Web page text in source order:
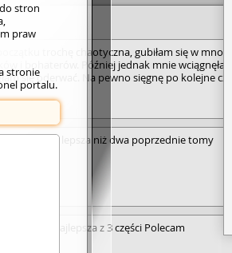
początku trochę chaotyczna, gubiłam się w
i bohaterów. Później jednak mnie wciągnęła i
się oderwać. Na pewno sięgnę po kolejne
, ale i tak lepsza niż dwa poprzednie tomy
zdaniem najlepsza z 3 części Polecam
stron
praw
stronie
portalu.